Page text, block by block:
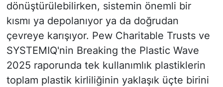
dönüştürülebilirken, sistemin önemli bir
kısmı ya depolanıyor ya da doğrudan
çevreye karışıyor. Pew Charitable Trusts ve
SYSTEMIQ'nin Breaking the Plastic Wave
2025 raporunda tek kullanımlık plastiklerin
toplam plastik kirliliğinin yaklaşık üçte birini